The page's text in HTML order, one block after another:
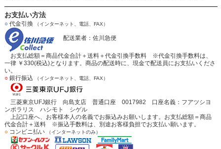
お支払い方法
○代金引換 （インターネット、電話、FAX）
配送業者：佐川急便
お支払総額＝商品代金合計＋送料＋代金引換手数料 ※代金引換手数料は、
一律 ￥330(税込)となります。商品の配送時に、現金で配送員にお支払いくださ
い。
○銀行振込 （インターネット、電話、FAX）
三菱東京UFJ銀行 向島支店 普通口座 0017982 口座名義：フアツシヨ
ンポラリス ハシモト シゲル
上記口座へ、お客様本人の名義でお振込みお願いします。お支払総額＝商品
代金合計＋送料 ※振込手数料は、別途お客様負担でお支払い願います。
○コンビニ払い （インターネットのみ）